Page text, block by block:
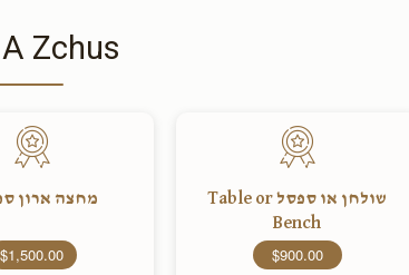
Zchus
שולחן או ספסל Table or
Bench
$900.00
מחצה ארון
$1,500.00